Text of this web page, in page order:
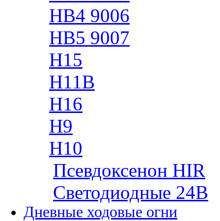
HB4 9006
HB5 9007
H15
H11B
H16
H9
H10
Псевдоксенон HIR
Cветодиодные 24B
Дневные ходовые огни